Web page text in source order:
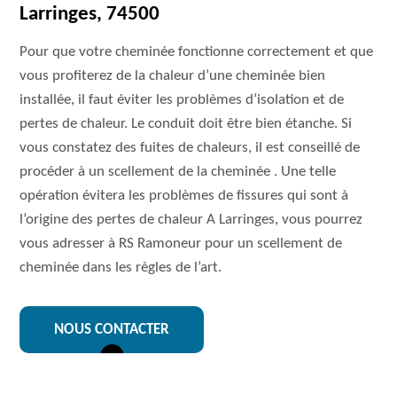
Larringes, 74500
Pour que votre cheminée fonctionne correctement et que
vous profiterez de la chaleur d’une cheminée bien
installée, il faut éviter les problèmes d’isolation et de
pertes de chaleur. Le conduit doit être bien étanche. Si
vous constatez des fuites de chaleurs, il est conseillé de
procéder à un scellement de la cheminée . Une telle
opération évitera les problèmes de fissures qui sont à
l’origine des pertes de chaleur A Larringes, vous pourrez
vous adresser à RS Ramoneur pour un scellement de
cheminée dans les règles de l’art.
NOUS CONTACTER